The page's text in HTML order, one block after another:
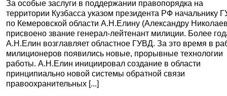
За особые заслуги в поддержании правопорядка на
территории Кузбасса указом президента РФ начальнику
по Кемеровской области А.Н.Елину (Александру
присвоено звание генерал-лейтенант милиции. Более
А.Н.Елин возглавляет областное ГУВД. За это время в
милиционеров появились новые, прорывные технологии
работы. А.Н.Елин инициировал создание в области
принципиально новой системы обратной связи
правоохранительных [...]